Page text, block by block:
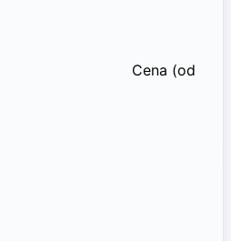
Cena (od